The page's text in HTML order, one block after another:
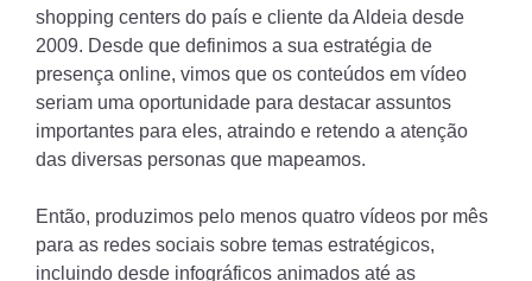
shopping centers do país e cliente da Aldeia desde
2009. Desde que definimos a sua estratégia de
presença online, vimos que os conteúdos em vídeo
seriam uma oportunidade para destacar assuntos
importantes para eles, atraindo e retendo a atenção
das diversas personas que mapeamos.
Então, produzimos pelo menos quatro vídeos por mês
para as redes sociais sobre temas estratégicos,
incluindo desde infográficos animados até as